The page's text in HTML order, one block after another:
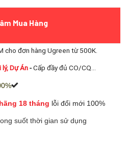
Mua Hàng
cho đơn hàng Ugreen từ 500K.
Dự Án-Cấp đầy đủ CO/CQ...
18 tháng lỗi đổi mới 100%
suốt thời gian sử dụng